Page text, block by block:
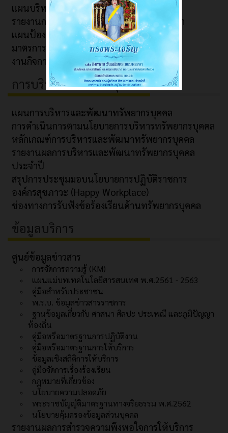
แผนบริหารความต่อเนื่อง
รายงานการติดตามและประเมินผลแผนพัฒนา
แผนป้องกันและปราบปรามการทุจริต
มาตรการประหยัดพลังงาน
งานกิจการสภา
การบริหารทรัพยากรบุคคล
แผนการบริหารและพัฒนาทรัพยากรบุคคล
การดำเนินการตามนโยบายการบริหารทรัพยากรบุคคล
หลักเกณฑ์การบริหารและพัฒนาทรัพยากรบุคคล
รายงานผลการบริหารและพัฒนาทรัพยากรบุคคล
ประจำปี
สรุปการประชุมมอบนโยบายการปฏิบัติราชการ
องค์กรสุขภาวะ (Happy Workplace)
ช่องทางการรับฟังข้อร้องเรียนด้านทรัพยากรบุคคล
ข้อมูลบริการ
ศูนย์ข้อมูลข่าวสาร
การจัดการความรู้ (KM)
แผนแม่บทเทคโนโลยีสารสนเทศ พ.ศ.2561 - 2563
คู่มือสำหรับประชาชน
พ.ร.บ. ข้อมูลข่าวสารราชการ
ฐานข้อมูลเกี่ยวกับ ศาสนา ศิลปะ ประเพณี และภูมิปัญญา
ท้องถิ่น
คู่มือหรือมาตรฐานการปฏิบัติงาน
คู่มือหรือมาตรฐานการให้บริการ
ข้อมูลเชิงสถิติการให้บริการ
คู่มือจัดการเรื่องร้องเรียน
กฏหมายที่เกี่ยวข้อง
นโยบายความปลอดภัย
พระราชบัญญัติมาตรฐานทางจริยธรรม พ.ศ.2562
นโยบายคุ้มครองข้อมูลส่วนบุคคล
รายงานผลการสำรวจความพึงพอใจการให้บริการ